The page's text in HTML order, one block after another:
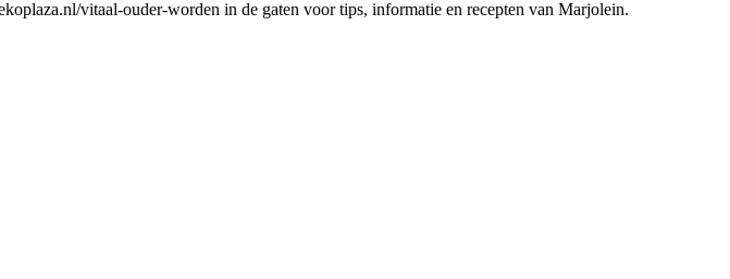
vitaal-ouder-worden in de gaten voor tips, informatie en recepten van Marjolein.